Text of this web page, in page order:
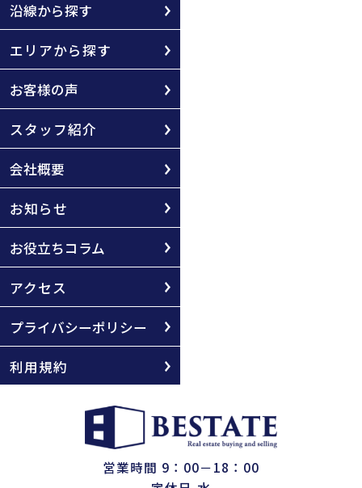
沿線から探す
エリアから探す
お客様の声
スタッフ紹介
会社概要
お知らせ
お役立ちコラム
アクセス
プライバシーポリシー
利用規約
営業時間 9：00－18：00